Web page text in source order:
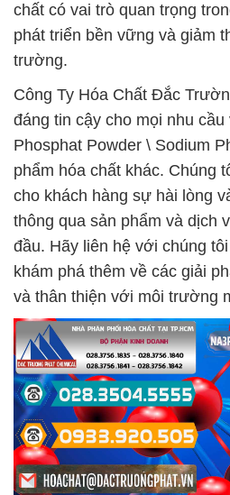
chất có vai trò quan trọng
phát triển bền vững và giảm
trường.
Công Ty Hóa Chất Đắc
đáng tin cậy cho mọi nhu
Phosphat Powder \ Sodium
phẩm hóa chất khác. Chúng
cho khách hàng sự hài lòng
thông qua sản phẩm và dịch
đầu. Hãy liên hệ với chúng
khám phá thêm về các giải
và thân thiện với môi trường